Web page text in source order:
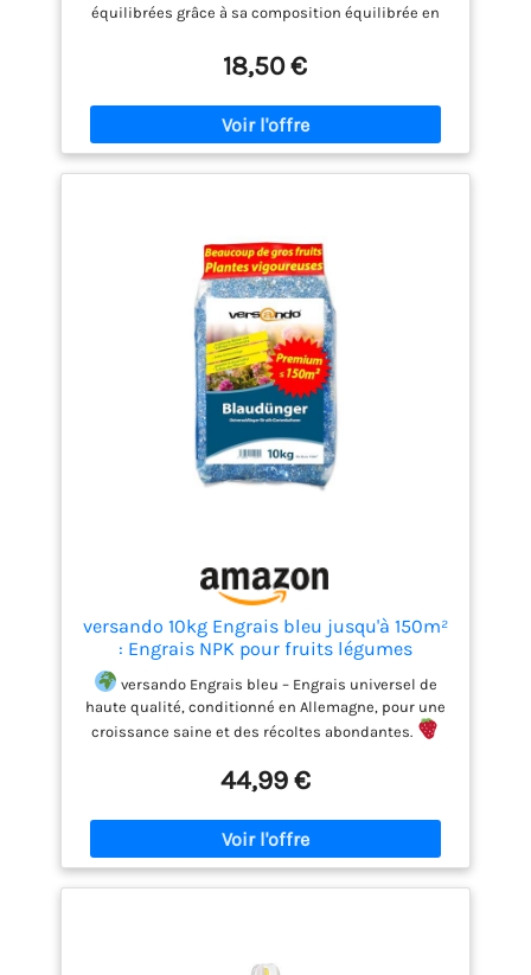
équilibrées grâce à sa composition équilibrée en
pour une croissance optimale. UTILISATION
POLYVALENTE: Convient aux plantes de balcon, de
jardin et de potager, il offre une nutrition complète
et équilibrée, idéale pour prévenir les carences en
nutriments qui peuvent entraîner un jaunissement,
un retard de développement et une mauvaise
pulvérisées sur les feuilles. Pour une application
directe sur le sol, étaler 8-9 g sur le sol humide ou
utiliser un dosage de 2 g par litre d'eau en
hydroponie. FRÉQUENCE D'APPLICATION: Pour assurer
une nutrition constante et un développement
optimal des plantes, il est recommandé d'utiliser le
produit une fois par semaine de mars à octobre et
une fois tous les quinze jours de novembre à février.
MADE IN ITALY: Produit en Italie dans les
laboratoires R&D de Symbiagro, avec des
formulations utilisées dans l'agriculture
18,50 €
versando 10kg Engrais bleu jusqu'à 150m²
: Engrais NPK pour fruits légumes
versando Engrais bleu – Engrais universel de
haute qualité, conditionné en Allemagne, pour une
croissance saine et des récoltes abondantes.
élevés avec des fruits savoureux et aromatiques –
: Renforce le développement des racines, stimule la
floraison et améliore la résistance des plantes.
Polyvalent et économique : 10 kg d'engrais pour
animaux : favorise la biodiversité et attire les
44,99 €